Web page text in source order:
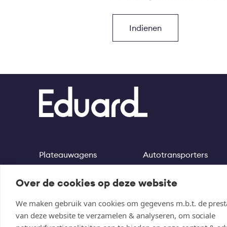
Over de cookies op deze website
We maken gebruik van cookies om gegevens m.b.t. de
van deze website te verzamelen & analyseren, om sociale
Footer
Plateauwagens Autotransporters